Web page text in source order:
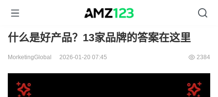
什么是好产品？13家品牌的答案在这里
MorketingGlobal 2026-01-20 07:45 2384